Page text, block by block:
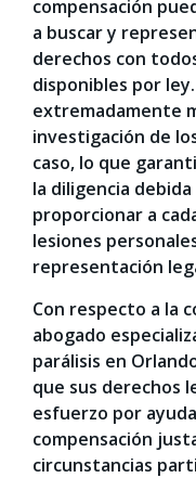
compensación
a buscar y
derechos con
disponibles por
extremadamente
investigación de
caso, lo que
la diligencia
proporcionar a
lesiones
representación
Con respecto a la
abogado
parálisis en
que sus derechos
esfuerzo por
compensación
circunstancias